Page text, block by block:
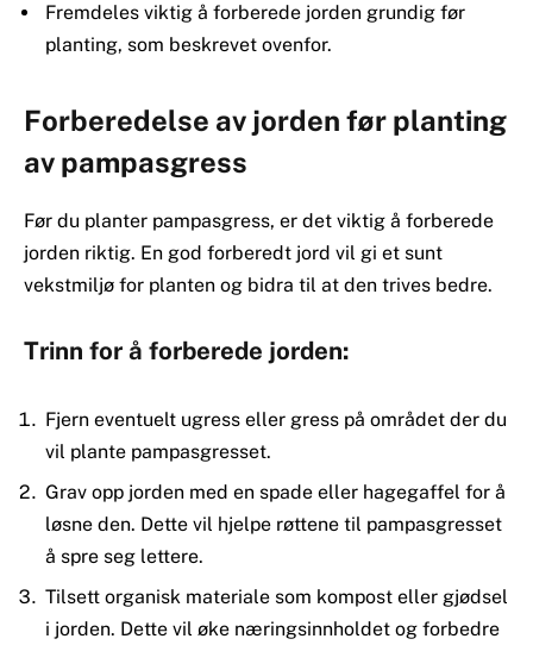
Fremdeles viktig å forberede jorden grundig før
planting, som beskrevet ovenfor.
Forberedelse av jorden før planting
av pampasgress
Før du planter pampasgress, er det viktig å forberede
jorden riktig. En god forberedt jord vil gi et sunt
vekstmiljø for planten og bidra til at den trives bedre.
Trinn for å forberede jorden:
Fjern eventuelt ugress eller gress på området der du
vil plante pampasgresset.
Grav opp jorden med en spade eller hagegaffel for å
løsne den. Dette vil hjelpe røttene til pampasgresset
å spre seg lettere.
Tilsett organisk materiale som kompost eller gjødsel
i jorden. Dette vil øke næringsinnholdet og forbedre